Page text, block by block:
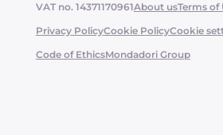
VAT no. 14371170961About usTerms of
Privacy PolicyCookie PolicyCookie
Code of EthicsMondadori Group